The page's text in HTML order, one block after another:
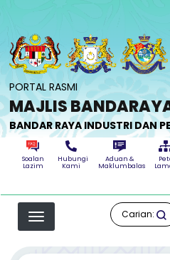
PORTAL RASMI
MAJLIS
BANDAR RAYA INDUSTRI DAN
Soalan
Lazim
Hubungi
Kami
Aduan &
Maklumbalas
Carian: